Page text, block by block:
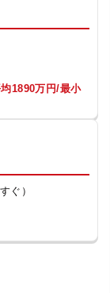
1890万円/最小
ぐ）